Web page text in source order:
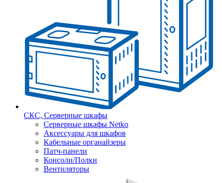
СКС, Серверные шкафы
Серверные шкафы Netko
Аксессуары для шкафов
Кабельные органайзеры
Патч-панели
Консоли/Полки
Вентиляторы